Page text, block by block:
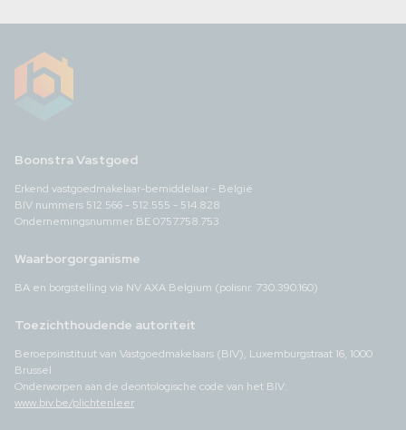
Boonstra Vastgoed
Erkend vastgoedmakelaar-bemiddelaar - België
BIV nummers 512.566 - 512.555 - 514.828
Ondernemingsnummer BE 0757.758.753
Waarborgorganisme
BA en borgstelling via NV AXA Belgium (polisnr. 730.390.160)
Toezichthoudende autoriteit
Beroepsinstituut van Vastgoedmakelaars (BIV), Luxemburgstraat 16, 1000
Brussel
Onderworpen aan de deontologische code van het BIV:
www.biv.be/plichtenleer